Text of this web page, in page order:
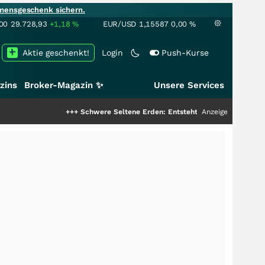
sichern.
29.728,93 +1,18% EUR/USD 1,15587 0,00 %
Login Push-Kurse
Aktie geschenkt!
Broker-Magazin ✨ Unsere Services
Schwere Seltene Erden: Entsteht hier die nächste
Anzeige